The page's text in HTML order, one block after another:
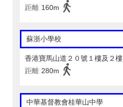
距離 160m
蘇浙小學校
香港寶馬山道２０號１樓及２樓
距離 280m
中華基督教會桂華山中學